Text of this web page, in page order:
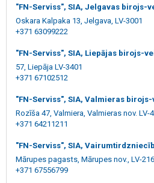
"FN-Serviss", SIA, Jelgavas birojs-
Oskara Kalpaka 13, Jelgava, LV-3001
+371 63099222
"FN-Serviss", SIA, Liepājas birojs-
57, Liepāja LV-3401
+371 67102512
"FN-Serviss", SIA, Valmieras
Rozīša 47, Valmiera, Valmieras nov. LV-
+371 64211211
"FN-Serviss", SIA,
Mārupes pagasts, Mārupes nov., LV-
+371 67556799